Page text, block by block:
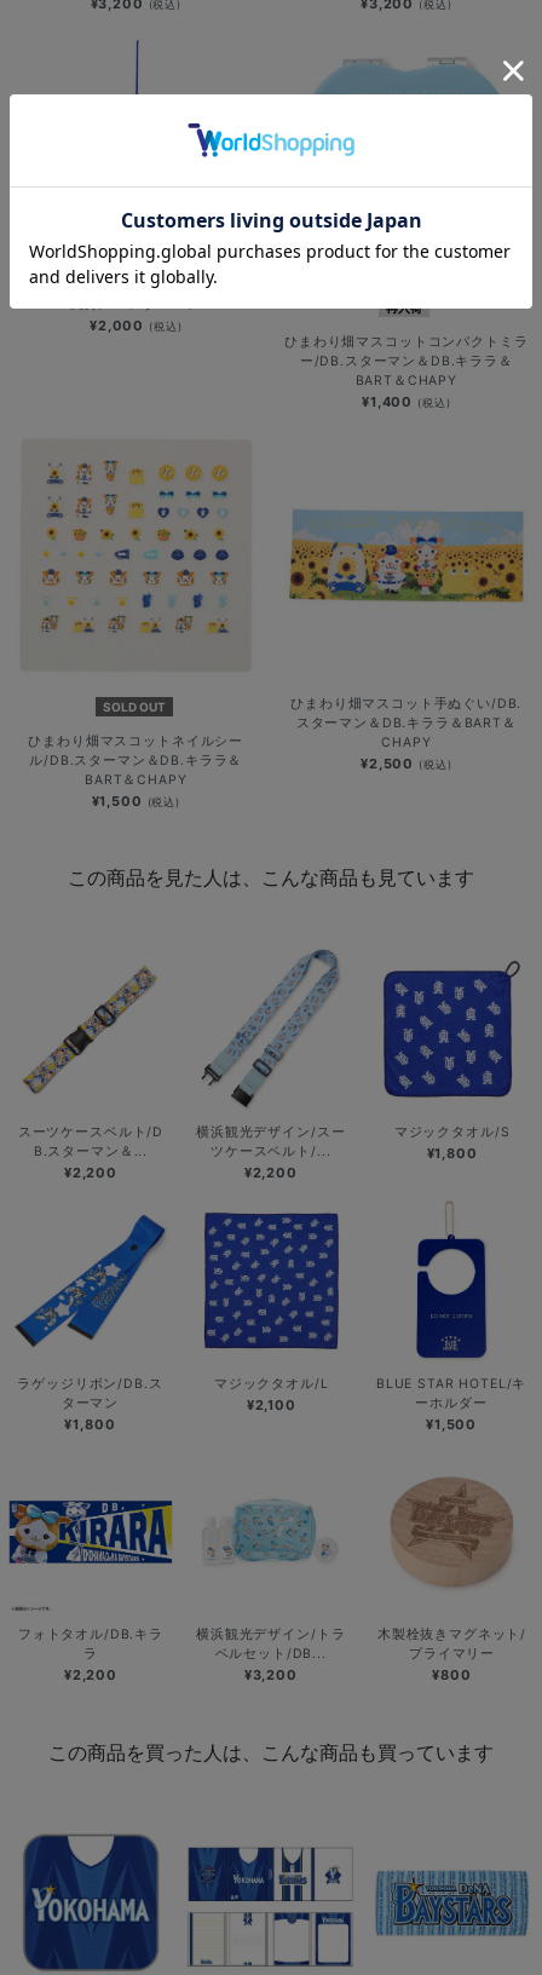
(税込) (税込)
¥2,000 (税込)
再入荷
ひまわり畑マスコットコンパクトミラ
ー/DB.スターマン＆DB.キララ＆
BART＆CHAPY
¥1,400 (税込)
SOLD OUT
ひまわり畑マスコットネイルシー
ル/DB.スターマン＆DB.キララ＆
BART＆CHAPY
¥1,500 (税込)
ひまわり畑マスコット手ぬぐい/DB.
スターマン＆DB.キララ＆BART＆
CHAPY
¥2,500 (税込)
この商品を見た人は、こんな商品も見ています
スーツケースベルト/D
B.スターマン＆...
¥2,200
横浜観光デザイン/スー
ツケースベルト/...
¥2,200
マジックタオル/S
¥1,800
ラゲッジリボン/DB.ス
ターマン
¥1,800
マジックタオル/L
¥2,100
BLUE STAR HOTEL/キ
ーホルダー
¥1,500
フォトタオル/DB.キラ
ラ
¥2,200
横浜観光デザイン/トラ
ベルセット/DB...
¥3,200
木製栓抜きマグネット/
プライマリー
¥800
この商品を買った人は、こんな商品も買っています